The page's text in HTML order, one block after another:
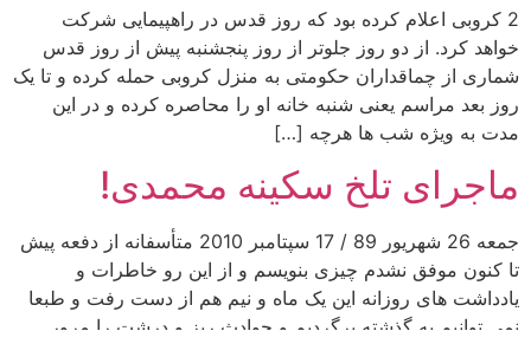
2 کروبی اعلام کرده بود که روز قدس در راهپیمایی شرکت
خواهد کرد. از دو روز جلوتر از روز پنجشنبه پیش از روز قدس
شماری از چماقداران حکومتی به منزل کروبی حمله کرده و تا یک
روز بعد مراسم یعنی شنبه خانه او را محاصره کرده و در این
مدت به ویژه شب ها هرچه […]
ماجرای تلخ سکینه محمدی!
جمعه 26 شهریور 89 / 17 سپتامبر 2010 متأسفانه از دفعه پیش
تا کنون موفق نشدم چیزی بنویسم و از این رو خاطرات و
یادداشت های روزانه این یک ماه و نیم هم از دست رفت و طبعا
نمی توانیم به گذشته برگردیم و حوادث ریز و درشت را مرور